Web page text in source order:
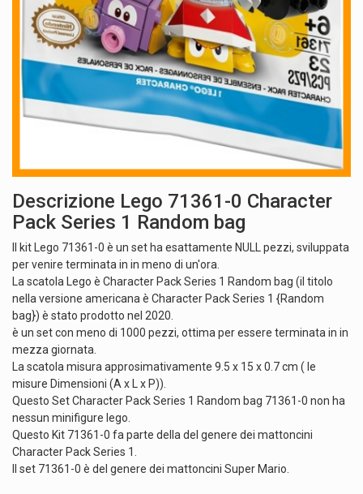
Descrizione Lego 71361-0 Character
Pack Series 1 Random bag
Il kit Lego 71361-0 è un set ha esattamente NULL pezzi, sviluppata
per venire terminata in in meno di un'ora.
La scatola Lego è Character Pack Series 1 Random bag (il titolo
nella versione americana è Character Pack Series 1 {Random
bag}) è stato prodotto nel 2020.
è un set con meno di 1000 pezzi, ottima per essere terminata in in
mezza giornata.
La scatola misura approsimativamente 9.5 x 15 x 0.7 cm ( le
misure Dimensioni (A x L x P)).
Questo Set Character Pack Series 1 Random bag 71361-0 non ha
nessun minifigure lego.
Questo Kit 71361-0 fa parte della del genere dei mattoncini
Character Pack Series 1.
Il set 71361-0 è del genere dei mattoncini Super Mario.